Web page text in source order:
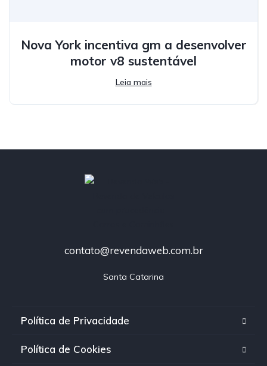
Nova York incentiva gm a desenvolver
motor v8 sustentável
Leia mais
contato@revendaweb.com.br
Santa Catarina
Política de Privacidade
Política de Cookies